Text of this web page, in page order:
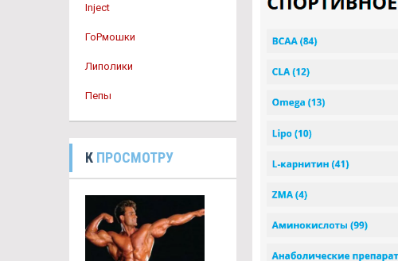
Inject
ГоРмошки
Липолики
Пепы
К ПРОСМОТРУ